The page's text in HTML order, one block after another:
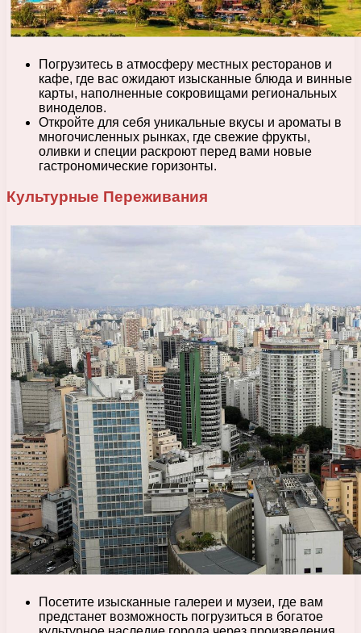
Погрузитесь в атмосферу местных ресторанов и
кафе, где вас ожидают изысканные блюда и винные
карты, наполненные сокровищами региональных
виноделов.
Откройте для себя уникальные вкусы и ароматы в
многочисленных рынках, где свежие фрукты,
оливки и специи раскроют перед вами новые
гастрономические горизонты.
Культурные Переживания
Посетите изысканные галереи и музеи, где вам
предстанет возможность погрузиться в богатое